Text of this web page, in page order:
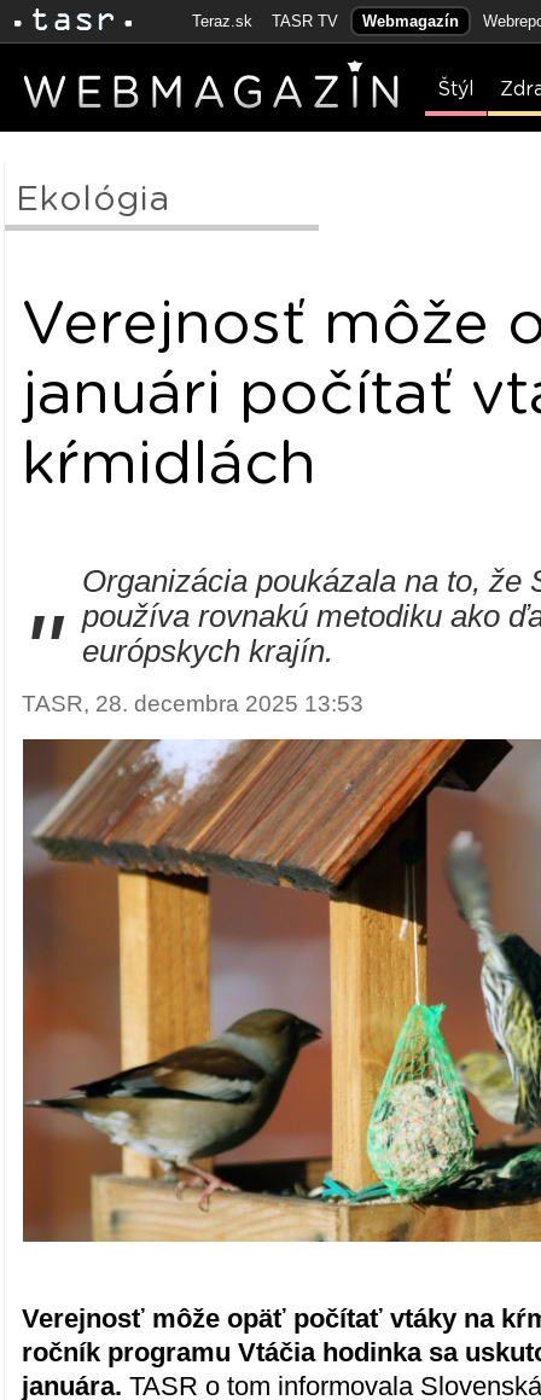
Teraz.sk TASR TV Webmagazín
Štýl
Ekológia
Verejnosť môže
januári počítať
kŕmidlách
"
Organizácia poukázala na to, že
používa rovnakú metodiku ako
európskych krajín.
TASR, 28. decembra 2025 13:53
Verejnosť môže opäť počítať vtáky na
ročník programu Vtáčia hodinka sa
januára. TASR o tom informovala